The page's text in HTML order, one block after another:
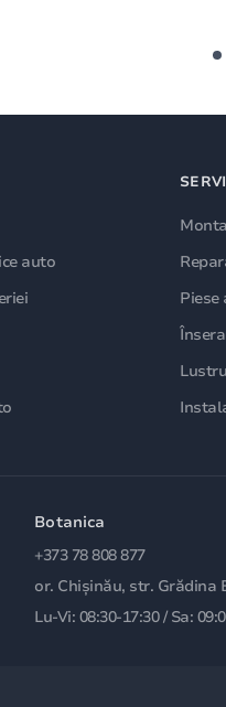
auto
Piese
Botanica
+373 78 808 877
or. Chișinău, str. Grădina
Lu-Vi: 08:30-17:30 / Sa: